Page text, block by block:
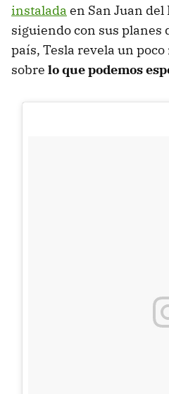
instalada en San Juan del
siguiendo con sus planes
país, Tesla revela un
sobre lo que podemos